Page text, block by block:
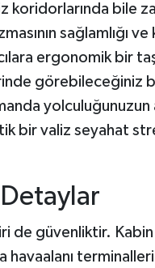
koridorlarında bile
sağlamlığı ve
ergonomik bir
görebileceğiniz
yolculuğunuzun
bir valiz seyahat
de güvenliktir.
havaalanı